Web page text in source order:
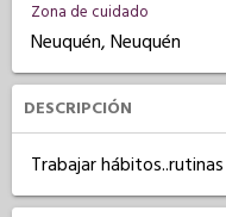
Zona de cuidado
Neuquén, Neuquén
DESCRIPCIÓN
Trabajar